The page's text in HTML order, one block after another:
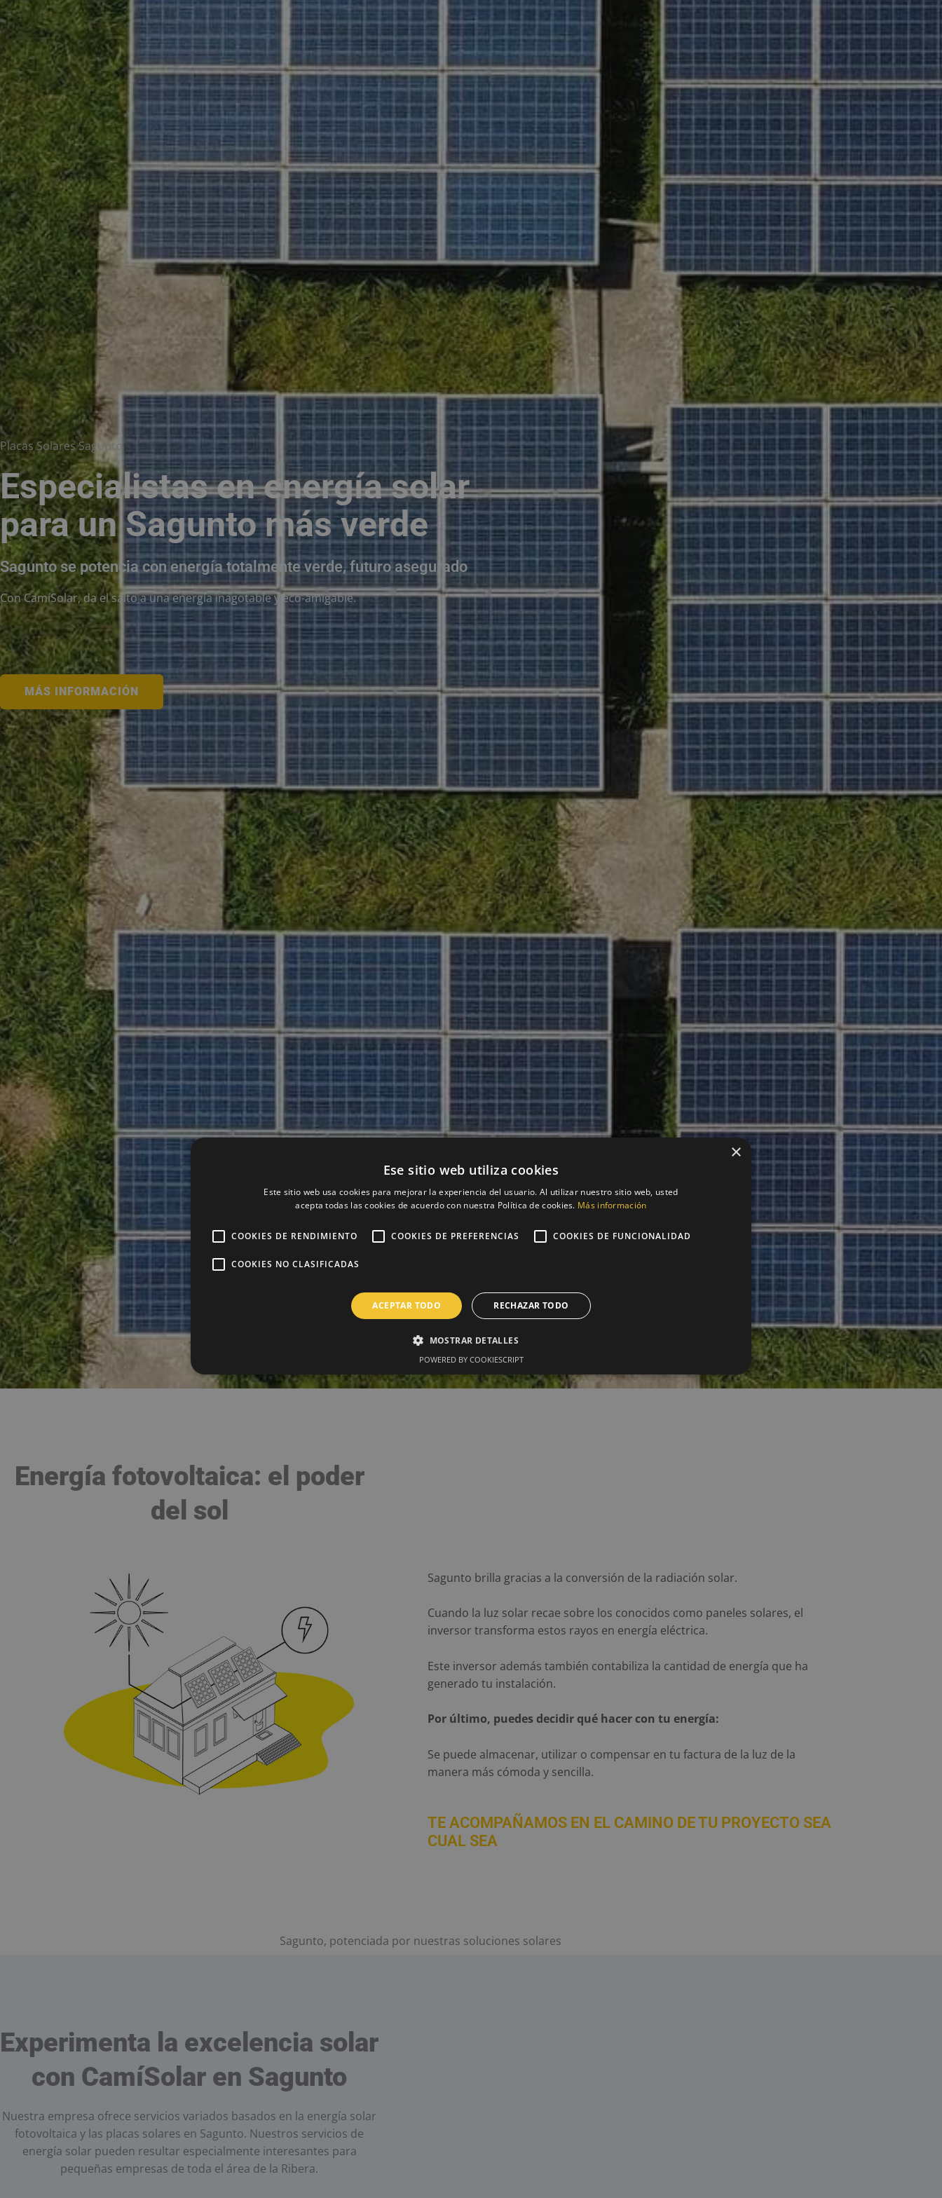
Placas Solares Sagunto
Especialistas en energía solar
para un Sagunto más verde
Sagunto se potencia con energía totalmente verde, futuro asegurado
Con CamíSolar, da el salto a una energía inagotable y eco-amigable.
MÁS INFORMACIÓN
Energía fotovoltaica: el poder
del sol
Sagunto brilla gracias a la conversión de la radiación solar.
Cuando la luz solar recae sobre los conocidos como paneles solares, el
inversor transforma estos rayos en energía eléctrica.
Este inversor además también contabiliza la cantidad de energía que ha
generado tu instalación.
Por último, puedes decidir qué hacer con tu energía:
Se puede almacenar, utilizar o compensar en tu factura de la luz de la
manera más cómoda y sencilla.
TE ACOMPAÑAMOS EN EL CAMINO DE TU PROYECTO SEA
CUAL SEA
Sagunto, potenciada por nuestras soluciones solares
Experimenta la excelencia solar
con CamíSolar en Sagunto
Nuestra empresa ofrece servicios variados basados en la energía solar
fotovoltaica y las placas solares en Sagunto. Nuestros servicios de
energía solar pueden resultar especialmente interesantes para
pequeñas empresas de toda el área de la Ribera.
×
Ese sitio web utiliza cookies
Este sitio web usa cookies para mejorar la experiencia del usuario. Al utilizar nuestro sitio web, usted
acepta todas las cookies de acuerdo con nuestra Política de cookies. Más información
COOKIES DE RENDIMIENTO COOKIES DE PREFERENCIAS COOKIES DE FUNCIONALIDAD
COOKIES NO CLASIFICADAS
ACEPTAR TODO RECHAZAR TODO
MOSTRAR DETALLES
POWERED BY COOKIESCRIPT